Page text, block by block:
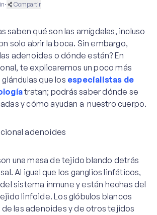
· Compartir
Ginecología y Obstetricia
saben qué son las amígdalas, incluso
solo abrir la boca. Sin embargo,
adenoides o dónde están? En
te explicaremos un poco más
que los especialistas de
tratan; podrás saber dónde se
y cómo ayudan a nuestro cuerpo.
una masa de tejido blando detrás
Al igual que los ganglios linfáticos,
sistema inmune y están hechas del
linfoide. Los glóbulos blancos
de las adenoides y de otros tejidos